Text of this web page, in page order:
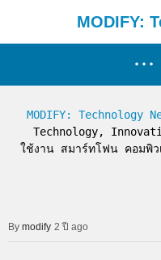
MODIFY:
MODIFY: Technology
ใช้งาน สมาร์ทโฟน คอมพิว
modify 2 ปี ago